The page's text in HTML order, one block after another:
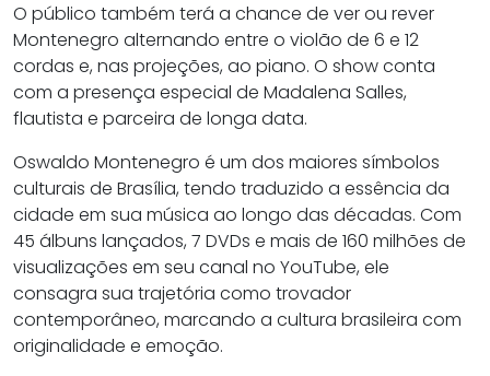
O público também terá a chance de ver ou rever
Montenegro alternando entre o violão de 6 e 12
cordas e, nas projeções, ao piano. O show conta
com a presença especial de Madalena Salles,
flautista e parceira de longa data.
Oswaldo Montenegro é um dos maiores símbolos
culturais de Brasília, tendo traduzido a essência da
cidade em sua música ao longo das décadas. Com
45 álbuns lançados, 7 DVDs e mais de 160 milhões de
visualizações em seu canal no YouTube, ele
consagra sua trajetória como trovador
contemporâneo, marcando a cultura brasileira com
originalidade e emoção.